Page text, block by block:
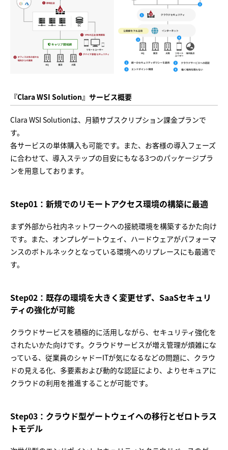
『Clara WSI Solution』サービス概要
Clara WSI Solutionは、月額サブスクリプション課金プランで
す。
各サービスの単体購入も可能です。また、お客様の導入フェーズ
に合わせて、導入ステップの目安にもなる3つのパッケージプラ
ンを用意しております。
Step01：新規でのリモートアクセス環境の構築に最適
まず外部から社内ネットワークへの接続環境を構築するかた向け
です。また、オンプレゲートウェイ、ハードウェアがパフォーマ
ンスのボトルネックとなっている環境へのリプレースにも最適で
す。
Step02：既存の環境を大きく変更せず、SaaSセキュリ
ティの強化が可能
クラウドサービスを積極的に活用しながら、セキュリティ強化を
されたいかた向けです。クラウドサービスが増え管理が煩雑にな
っている、従業員のシャドーITが気になるなどの問題に、クラウ
ドの見える化、多要素および動的な認証により、よりセキュアに
クラウドの利用を推進することが可能です。
Step03：クラウド型ゲートウェイへの移行とゼロトラス
トモデル